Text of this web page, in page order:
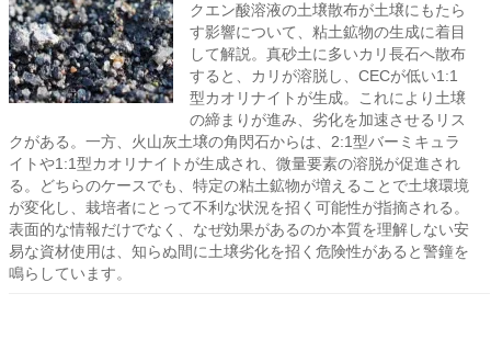
クエン酸溶液の土壌散布が土壌にもたら
す影響について、粘土鉱物の生成に着目
して解説。真砂土に多いカリ長石へ散布
すると、カリが溶脱し、CECが低い1:1
型カオリナイトが生成。これにより土壌
の締まりが進み、劣化を加速させるリス
クがある。一方、火山灰土壌の角閃石からは、2:1型バーミキュラ
イトや1:1型カオリナイトが生成され、微量要素の溶脱が促進され
る。どちらのケースでも、特定の粘土鉱物が増えることで土壌環境
が変化し、栽培者にとって不利な状況を招く可能性が指摘される。
表面的な情報だけでなく、なぜ効果があるのか本質を理解しない安
易な資材使用は、知らぬ間に土壌劣化を招く危険性があると警鐘を
鳴らしています。